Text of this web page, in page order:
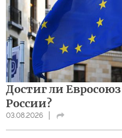
Достиг ли
России?
03.08.2026